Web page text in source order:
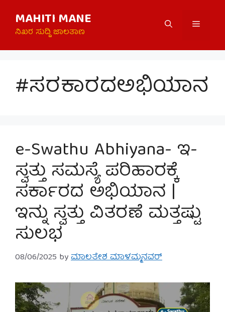
content
MAHITI MANE
ನಿಖರ ಸುದ್ದಿ ಜಾಲತಾಣ
Menu
#ಸರಕಾರದಅಭಿಯಾನ
e-Swathu Abhiyana- ಇ-
ಸ್ವತ್ತು ಸಮಸ್ಯೆ ಪರಿಹಾರಕ್ಕೆ
ಸರ್ಕಾರದ ಅಭಿಯಾನ |
ಇನ್ನು ಸ್ವತ್ತು ವಿತರಣೆ ಮತ್ತಷ್ಟು
ಸುಲಭ
08/06/2025 byಮಾಲತೇಶ ಮಾಳಮ್ಮನವರ್